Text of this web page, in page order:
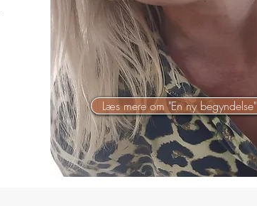
Læs mere om "En ny begyndelse"